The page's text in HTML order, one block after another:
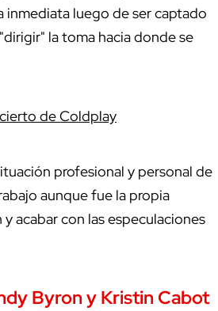
inmediata luego de ser captado
la toma hacia donde se
de Coldplay
profesional y personal de
aunque fue la propia
acabar con las especulaciones
Byron y Kristin Cabot